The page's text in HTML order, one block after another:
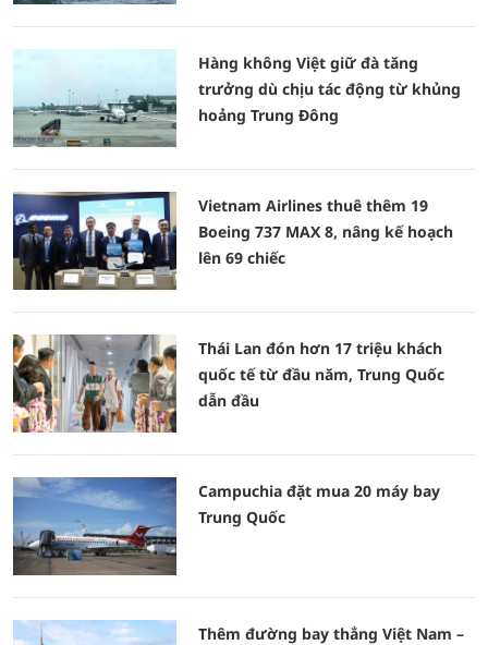
Hàng không Việt giữ đà tăng
trưởng dù chịu tác động từ khủng
hoảng Trung Đông
Vietnam Airlines thuê thêm 19
Boeing 737 MAX 8, nâng kế hoạch
lên 69 chiếc
Thái Lan đón hơn 17 triệu khách
quốc tế từ đầu năm, Trung Quốc
dẫn đầu
Campuchia đặt mua 20 máy bay
Trung Quốc
Thêm đường bay thẳng Việt Nam –